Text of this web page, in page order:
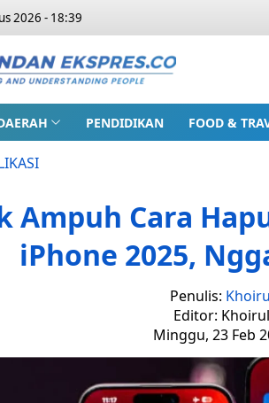
2026 - 18:39
PENDIDIKAN FOOD &
Ampuh Cara
iPhone 2025,
Penulis:
Editor:
Minggu, 23 Feb